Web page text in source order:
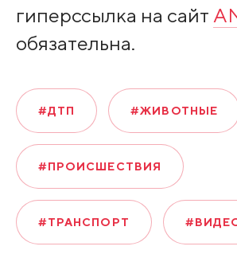
гиперссылка на сайт
обязательна.
#ДТП #ЖИВОТНЫЕ
#ПРОИСШЕСТВИЯ
#ТРАНСПОРТ